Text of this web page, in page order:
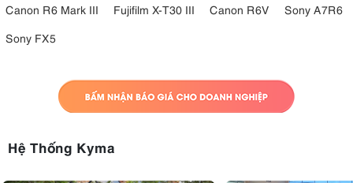
Canon R6 Mark III
Fujifilm X-T30 III Canon R6V
Sony A7R6
Sony FX5
Hệ Thống Kyma